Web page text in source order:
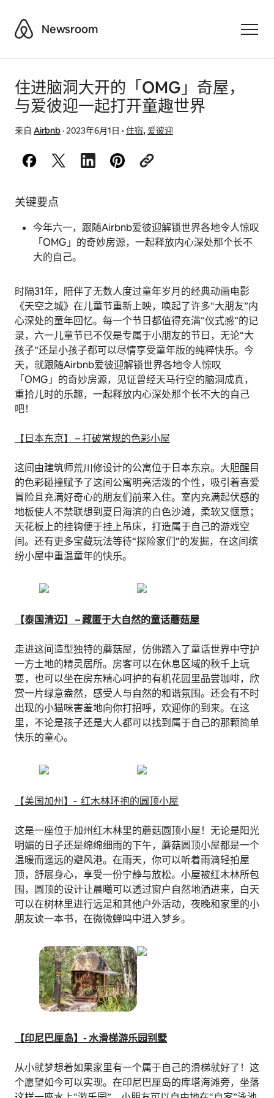
AirbnbNewsroom
住进脑洞大开的「OMG」奇屋，
与爱彼迎一起打开童趣世界
来自 Airbnb·2023年6月1日 · 住宿, 爱彼迎
关键要点
今年六一，跟随Airbnb爱彼迎解锁世界各地令人惊叹
「OMG」的奇妙房源，一起释放内心深处那个长不
大的自己。
时隔31年，陪伴了无数人度过童年岁月的经典动画电影
《天空之城》在儿童节重新上映，唤起了许多“大朋友”内
心深处的童年回忆。每一个节日都值得充满“仪式感”的记
录，六一儿童节已不仅是专属于小朋友的节日，无论“大
孩子”还是小孩子都可以尽情享受童年版的纯粹快乐。今
天，就跟随Airbnb爱彼迎解锁世界各地令人惊叹
「OMG」的奇妙房源，见证曾经天马行空的脑洞成真，
重拾儿时的乐趣，一起释放内心深处那个长不大的自己
吧！
【日本东京】 – 打破常规的色彩小屋
这间由建筑师荒川修设计的公寓位于日本东京。大胆醒目
的色彩碰撞赋予了这间公寓明亮活泼的个性，吸引着喜爱
冒险且充满好奇心的朋友们前来入住。室内充满起伏感的
地板使人不禁联想到夏日海滨的白色沙滩，柔软又惬意；
天花板上的挂钩便于挂上吊床，打造属于自己的游戏空
间。还有更多宝藏玩法等待“探险家们”的发掘，在这间缤
纷小屋中重温童年的快乐。
【泰国清迈】 – 藏匿于大自然的童话蘑菇屋
走进这间造型独特的蘑菇屋，仿佛踏入了童话世界中守护
一方土地的精灵居所。房客可以在休息区域的秋千上玩
耍，也可以坐在房东精心呵护的有机花园里品尝咖啡，欣
赏一片绿意盎然，感受人与自然的和谐氛围。还会有不时
出现的小猫咪害羞地向你打招呼，欢迎你的到来。在这
里，不论是孩子还是大人都可以找到属于自己的那颗简单
快乐的童心。
【美国加州】- 红木林环抱的圆顶小屋
这是一座位于加州红木林里的蘑菇圆顶小屋！无论是阳光
明媚的日子还是绵绵细雨的下午，蘑菇圆顶小屋都是一个
温暖而遥远的避风港。在雨天，你可以听着雨滴轻拍屋
顶，舒展身心，享受一份宁静与放松。小屋被红木林所包
围，圆顶的设计让晨曦可以透过窗户自然地洒进来，白天
可以在树林里进行远足和其他户外活动，夜晚和家里的小
朋友读一本书，在微微蝉鸣中进入梦乡。
【印尼巴厘岛】- 水滑梯游乐园别墅
从小就梦想着如果家里有一个属于自己的滑梯就好了！这
个愿望如今可以实现。在印尼巴厘岛的库塔海滩旁，坐落